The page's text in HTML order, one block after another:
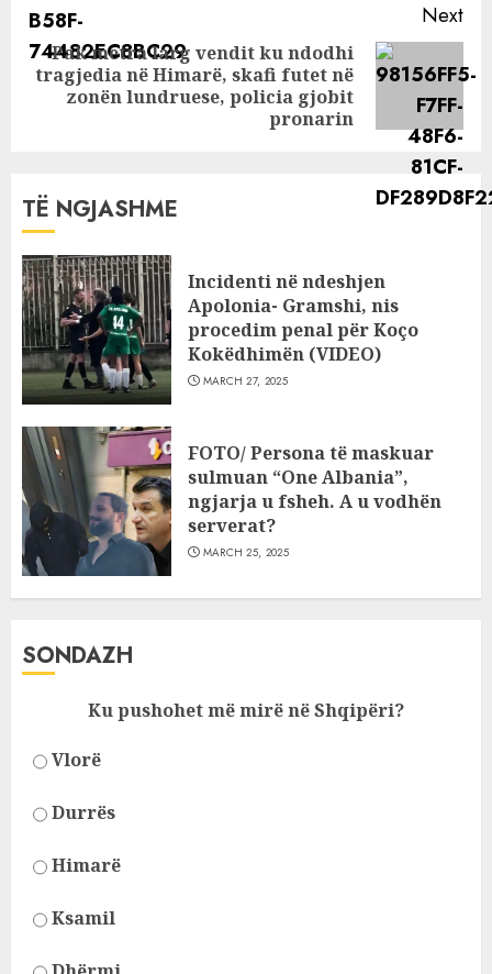
Next
Next
post:
Pak metra larg vendit ku ndodhi
tragjedia në Himarë, skafi futet në
zonën lundruese, policia gjobit
pronarin
TË NGJASHME
Incidenti në ndeshjen
Apolonia- Gramshi, nis
procedim penal për Koço
Kokëdhimën (VIDEO)
MARCH 27, 2025
FOTO/ Persona të maskuar
sulmuan “One Albania”,
ngjarja u fsheh. A u vodhën
serverat?
MARCH 25, 2025
SONDAZH
Ku pushohet më mirë në Shqipëri?
Vlorë
Durrës
Himarë
Ksamil